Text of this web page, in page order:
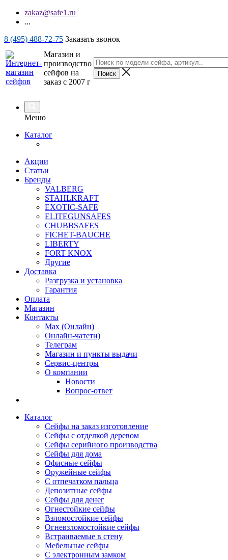
zakaz@safe1.ru
...
8 (495) 488-72-75 Заказать звонок
Магазин и
производство
сейфов на
заказ с 2007 г
Меню
Каталог
Акции
Статьи
Бренды
VALBERG
STAHLKRAFT
EXOTIC-SAFE
ELITEGUNSAFES
CHUBBSAFES
FICHET-BAUCHE
LIBERTY
FORT KNOX
Другие
Доставка
Разгрузка и установка
Гарантия
Оплата
Магазин
Контакты
Max (Онлайн)
Онлайн-чатети)
Телеграм
Магазин и пункты выдачи
Сервис-центры
О компании
Новости
Вопрос-ответ
Каталог
Сейфы на заказ изготовление
Сейфы с отделкой деревом
Сейфы серийного производства
Сейфы для дома
Офисные сейфы
Оружейные сейфы
С отпечатком пальца
Депозитные сейфы
Сейфы для денег
Огнестойкие сейфы
Взломостойкие сейфы
Огневзломостойкие сейфы
Встраиваемые в стену
Мебельные сейфы
С электронным замком